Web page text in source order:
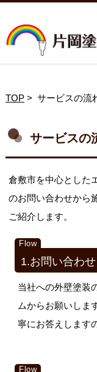
TOP> サービスの流
サービスの
倉敷市を中心とした
のお問い合わせから
ご紹介します。
1.お問い合わせ
当社への外壁塗装
ムからお願いしま
寧にお答えします